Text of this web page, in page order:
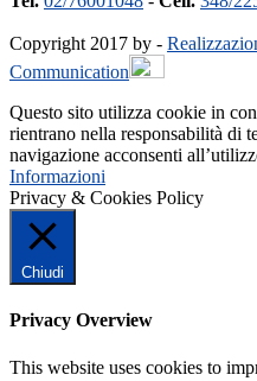
Copyright 2017 by -
Communication
Questo sito utilizza cookie in
rientrano nella responsabilità di
navigazione acconsenti
Informazioni
Privacy & Cookies Policy
Chiudi
Privacy Overview
This website uses cookies to